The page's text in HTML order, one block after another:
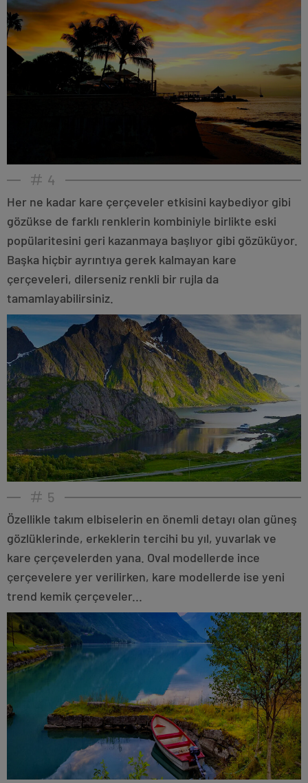
4
Her ne kadar kare çerçeveler etkisini kaybediyor gibi
gözükse de farklı renklerin kombiniyle birlikte eski
popülaritesini geri kazanmaya başlıyor gibi gözüküyor.
Başka hiçbir ayrıntıya gerek kalmayan kare
çerçeveleri, dilerseniz renkli bir rujla da
tamamlayabilirsiniz.
5
Özellikle takım elbiselerin en önemli detayı olan güneş
gözlüklerinde, erkeklerin tercihi bu yıl, yuvarlak ve
kare çerçevelerden yana. Oval modellerde ince
çerçevelere yer verilirken, kare modellerde ise yeni
trend kemik çerçeveler...